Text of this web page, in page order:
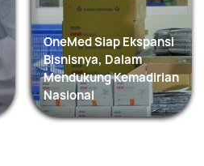
OneMed Siap Ekspansi
Bisnisnya, Dalam
Mendukung Kemadirian
Nasional